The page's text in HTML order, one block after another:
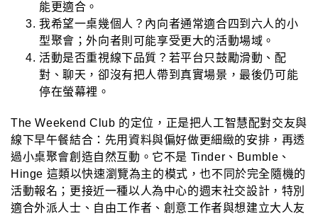
能更適合。
我希望一桌幾個人？ 內向者通常適合四到六人的小
型聚會；外向者則可能享受更大的活動場域。
活動是否重視線下品質？ 若平台只鼓勵滑動、配
對、聊天，卻沒有把人帶到真實場景，最後仍可能
停在螢幕裡。
The Weekend Club 的定位，正是把人工智慧配對交友與
線下早午餐結合：先用資料與偏好做更細緻的安排，再透
過小桌聚會創造自然互動。它不是 Tinder、Bumble、
Hinge 這類以快速瀏覽為主的模式，也不同於完全隨機的
活動報名；更接近一種以人為中心的週末社交設計，特別
適合外派人士、自由工作者、創意工作者與想建立大人友